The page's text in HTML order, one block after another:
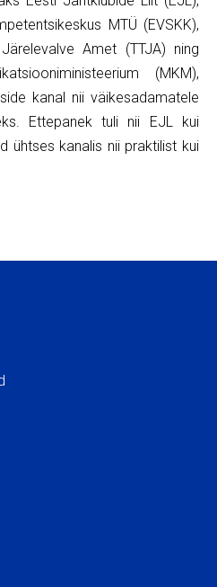
MTÜ (EVSKK),
Amet (TTJA) ning
(MKM),
kanal nii väikesadamatele
Ettepanek tuli nii EJL kui
ühtses kanalis nii praktilist kui